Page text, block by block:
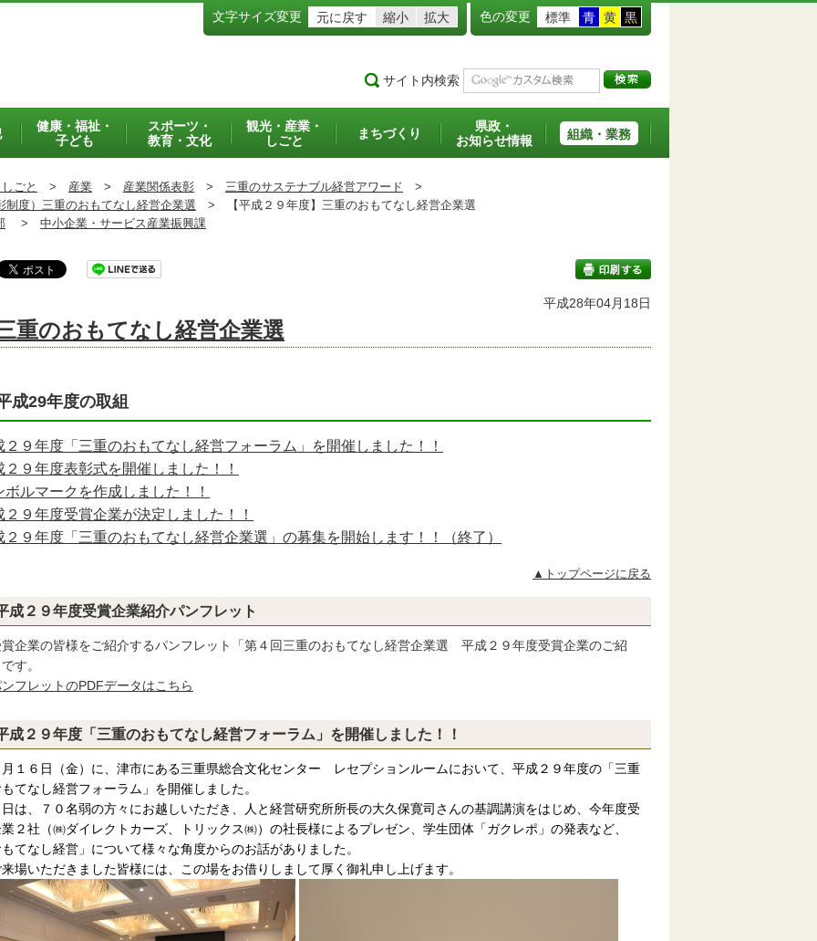
文字サイズ変更 元に戻す 縮小 拡大 色の変更 標準 青 黄 黒
サイト内検索
健康・福祉・
子ども
スポーツ・
教育・文化
観光・産業・
しごと
まちづくり
県政・
お知らせ情報
組織・業務
ごと > 産業 > 産業関係表彰 > 三重のサステナブル経営アワード >
度）三重のおもてなし経営企業選 > 【平成２９年度】三重のおもてなし経営企業選
> 中小企業・サービス産業振興課
平成28年04月18日
重のおもてなし経営企業選
成29年度の取組
２９年度「三重のおもてなし経営フォーラム」を開催しました！！
２９年度表彰式を開催しました！！
ボルマークを作成しました！！
２９年度受賞企業が決定しました！！
２９年度「三重のおもてなし経営企業選」の募集を開始します！！（終了）
▲トップページに戻る
成２９年度受賞企業紹介パンフレット
企業の皆様をご紹介するパンフレット「第４回三重のおもてなし経営企業選 平成２９年度受賞企業のご紹
す。
フレットのPDFデータはこちら
成２９年度「三重のおもてなし経営フォーラム」を開催しました！！
１６日（金）に、津市にある三重県総合文化センター レセプションルームにおいて、平成２９年度の「三重
てなし経営フォーラム」を開催しました。
、７０名弱の方々にお越しいただき、人と経営研究所所長の大久保寛司さんの基調講演をはじめ、今年度受
２社（㈱ダイレクトカーズ、トリックス㈱）の社長様によるプレゼン、学生団体「ガクレポ」の発表など、
てなし経営」について様々な角度からのお話がありました。
いただきました皆様には、この場をお借りしまして厚く御礼申し上げます。